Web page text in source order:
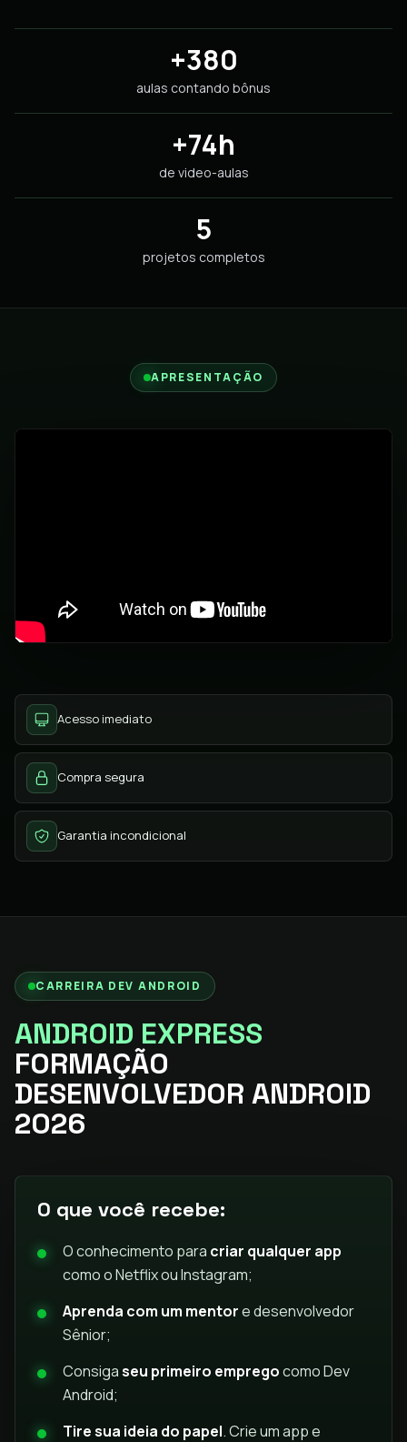
+380
aulas contando bônus
+74h
de video-aulas
5
projetos completos
APRESENTAÇÃO
Acesso imediato
Compra segura
Garantia incondicional
CARREIRA DEV ANDROID
ANDROID EXPRESS
FORMAÇÃO
DESENVOLVEDOR ANDROID
2026
O que você recebe:
O conhecimento para criar qualquer app
como o Netflix ou Instagram;
Aprenda com um mentore desenvolvedor
Sênior;
Consigaseu primeiro empregocomo Dev
Android;
Tire sua ideia do papel. Crie um app e